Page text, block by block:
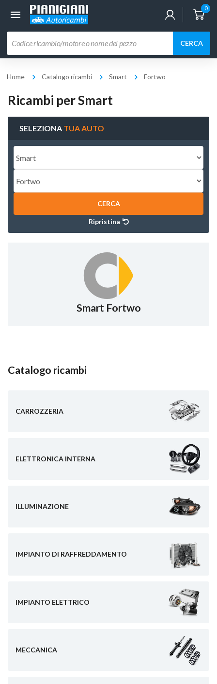
0
prodotti
CERCA
Home Catalogo ricambi Smart Fortwo
Ricambi per Smart
SELEZIONA TUA AUTO
CERCA
Ripristina
Smart Fortwo
Catalogo ricambi
CARROZZERIA
ELETTRONICA INTERNA
ILLUMINAZIONE
IMPIANTO DI RAFFREDDAMENTO
IMPIANTO ELETTRICO
MECCANICA